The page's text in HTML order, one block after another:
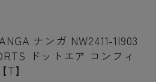
ナンガ NW2411-1I903
ドットエア コンフィ
】